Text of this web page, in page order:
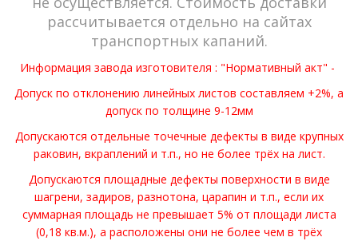
рассчитывается отдельно на сайтах
транспортных капаний.
Информация завода изготовителя : "Нормативный акт" -
Допуск по отклонению линейных листов составляем +2%, а
допуск по толщине 9-12мм
Допускаются отдельные точечные дефекты в виде крупных
раковин, вкраплений и т.п., но не более трёх на лист.
Допускаются площадные дефекты поверхности в виде
шагрени, задиров, разнотона, царапин и т.п., если их
суммарная площадь не превышает 5% от площади листа
(0,18 кв.м.), а расположены они не более чем в трёх